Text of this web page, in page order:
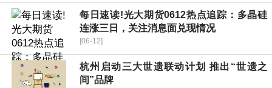
每日速读!光大期货0612热点追踪：多晶硅
连涨三日，关注消息面兑现情况
[06-12]
杭州启动三大世遗联动计划 推出“世遗之
间”品牌